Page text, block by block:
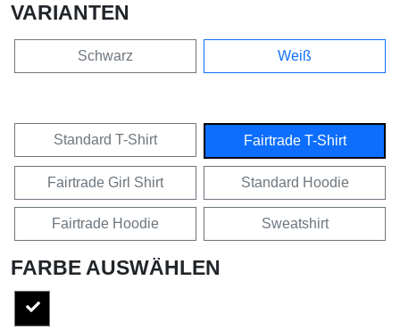
VARIANTEN
Schwarz Weiß
Standard T-Shirt Fairtrade T-Shirt
Fairtrade Girl Shirt Standard Hoodie
Fairtrade Hoodie Sweatshirt
FARBE AUSWÄHLEN